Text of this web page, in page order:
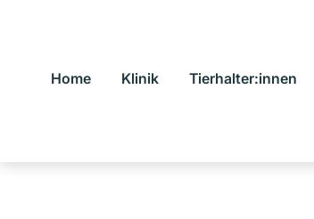
Home Klinik Tierhalter:innen